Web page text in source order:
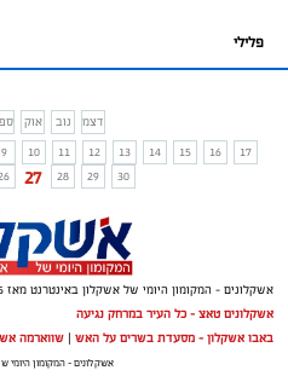
פלילי
אוק נוב
דצמ
9 10 11 12 13 14 15 16
17
27 28 29 30
אשקלונים - המקומון היומי של אשקלון באינטרנט מאז 2005
אשקלונים טאצ - כל העיר במרחק נגיעה
באבו אשקלון - מסעדת בשרים על האש | שווארמה
אשקלונים - המקומון היומי